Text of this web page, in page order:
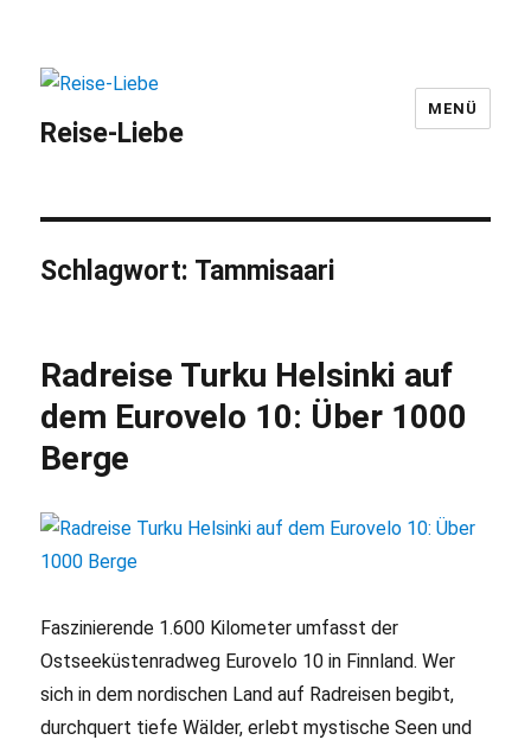
Reise-Liebe
MENÜ
Schlagwort: Tammisaari
Radreise Turku Helsinki auf
dem Eurovelo 10: Über 1000
Berge
Faszinierende 1.600 Kilometer umfasst der
Ostseeküstenradweg Eurovelo 10 in Finnland. Wer
sich in dem nordischen Land auf Radreisen begibt,
durchquert tiefe Wälder, erlebt mystische Seen und